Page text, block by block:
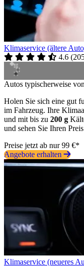
Klimaservice (ältere
4.6 (
Autos typischerweise
Holen Sie sich eine gut
im Fahrzeug. Ihre
und mit bis zu 200 g
und sehen Sie Ihren
Preise jetzt ab nur 99 €*
Angebote erhalten
Klimaservice (neueres